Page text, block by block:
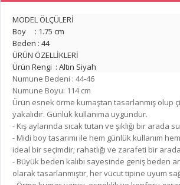
MODEL ÖLÇÜLERİ
Boy : 1.75 cm
Beden : 44
ÜRÜN ÖZELLİKLERİ
Ürün Rengi : Altın Siyah
Numune Bedeni : 44-46
Numune Boyu: 114 cm
Ürün esnek örme kumaştan tasarlanmış olup
yakalıdır. Günlük kullanıma uygundur.
- Kış aylarında sıcak tutan ve şıklığı bir arada
- Midi boy tasarımı ile hem günlük kullanım
ideal bir seçimdir; rahatlığı ve zarafeti bir
- Büyük beden kalıbı sayesinde geniş beden
olarak tasarlanmıştır, her vücut tipine uyum